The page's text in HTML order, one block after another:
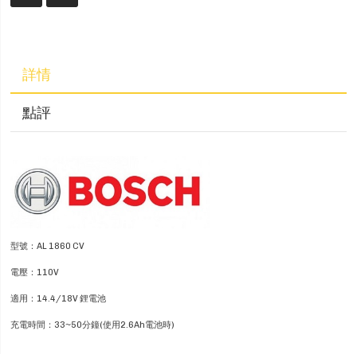
詳情
點評
型號：AL 1860 CV
電壓：110V
適用：14.4/18V 鋰電池
充電時間：33~50分鐘(使用2.6Ah電池時)